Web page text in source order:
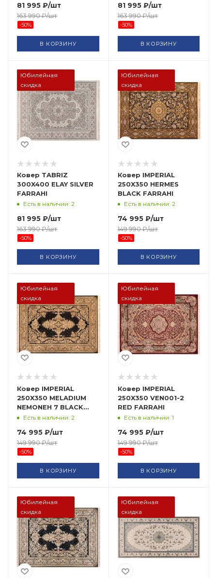
81 995 ₽/шт
163 990₽/шт
-50%
В КОРЗИНУ
81 995₽/шт
163 990₽/шт
-50%
В КОРЗИНУ
Юбилейная
скидка
Ковер TABRIZ
300X400 ELAY SILVER
FARRAHI
Есть в наличии: 2
81 995 ₽/шт
163 990₽/шт
-50%
В КОРЗИНУ
Юбилейная
скидка
Ковер IMPERIAL
250X350 HERMES
BLACK FARRAHI
Есть в наличии: 2
74 995₽/шт
149 990₽/шт
-50%
В КОРЗИНУ
Юбилейная
скидка
Ковер IMPERIAL
250X350 MELADIUM
NEMONEH 7 BLACK
FARRAHI
Есть в наличии: 2
74 995 ₽/шт
149 990₽/шт
-50%
В КОРЗИНУ
Юбилейная
скидка
Ковер IMPERIAL
250X350 VEN001-2
RED FARRAHI
Есть в наличии: 1
74 995₽/шт
149 990₽/шт
-50%
В КОРЗИНУ
Юбилейная
скидка
Юбилейная
скидка